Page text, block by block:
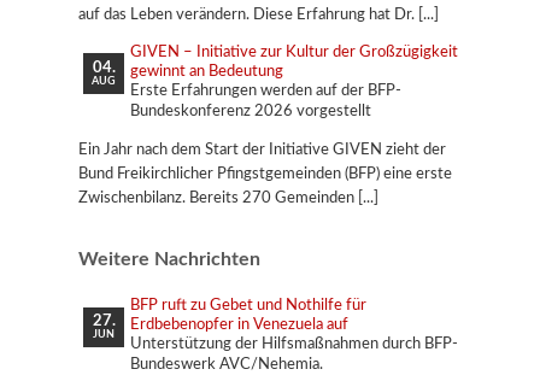
auf das Leben verändern. Diese Erfahrung hat Dr.
04.
AUG
GIVEN – Initiative zur Kultur der Großzügigkeit
gewinnt an Bedeutung
Erste Erfahrungen werden auf der BFP-
Bundeskonferenz 2026 vorgestellt
Ein Jahr nach dem Start der Initiative GIVEN zieht der
Bund Freikirchlicher Pfingstgemeinden (BFP) eine erste
Zwischenbilanz. Bereits 270 Gemeinden
Weitere Nachrichten
27.
JUN
BFP ruft zu Gebet und Nothilfe für
Erdbebenopfer in Venezuela auf
Unterstützung der Hilfsmaßnahmen durch BFP-
Bundeswerk AVC/Nehemia.